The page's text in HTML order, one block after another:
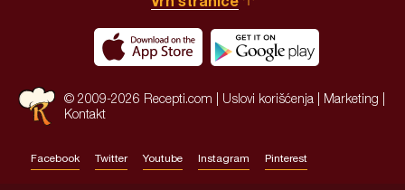
© 2009-2026 Recepti.com | Uslovi korišćenja Marketing
Kontakt
Facebook Twitter Youtube Instagram Pinterest